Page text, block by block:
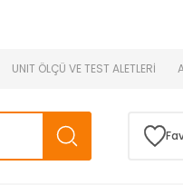
UNIT ÖLÇÜ VE TEST ALETLERİ